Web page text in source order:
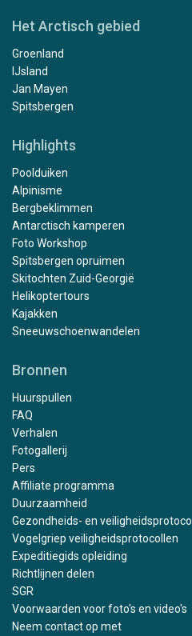
Het Arctisch gebied
Groenland
IJsland
Jan Mayen
Spitsbergen
Highlights
Poolduiken
Alpinisme
Bergbeklimmen
Antarctisch kamperen
Foto Workshop
Spitsbergen opruimen
Skitochten Zuid-Georgië
Helikoptertours
Kajakken
Sneeuwschoenwandelen
Bronnen
Huurspullen
FAQ
Verhalen
Fotogallerij
Pers
Affiliate programma
Duurzaamheid
Gezondheids- en veiligheidsprotocol
Vogelgriep veiligheidsprotocollen
Expeditiegids opleiding
Richtlijnen delen
SGR
Voorwaarden voor foto's en video's
Neem contact op met